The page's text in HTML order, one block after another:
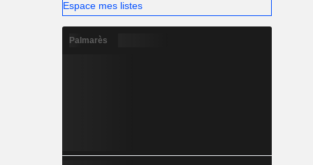
Espace mes listes
Palmarès